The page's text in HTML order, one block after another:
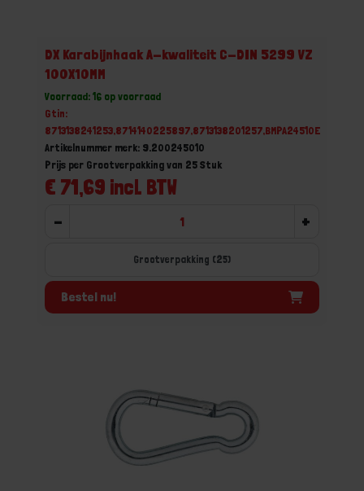
DX Karabijnhaak A-kwaliteit C-DIN 5299 VZ
100X10MM
Voorraad: 16 op voorraad
Gtin:
8713138241253,8714140225897,8713138201257,BMPA24510E
Artikelnummer merk: 9.200245010
€ 71,69 incl. BTW
Prijs per Grootverpakking van 25 Stuk
- +
Grootverpakking (25)
Bestel nu!